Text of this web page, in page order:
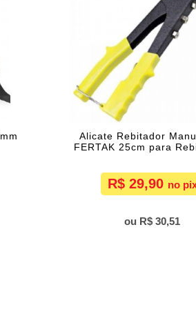
Alicate Rebitador
FERTAK 25cm para
R$ 29,90
R$ 30,51